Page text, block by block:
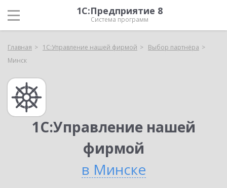
1С:Предприятие 8
Система программ
Главная 1С:Управление нашей фирмой
Выбор партнёра
Минск
1С:Управление нашей
фирмой
в Минске